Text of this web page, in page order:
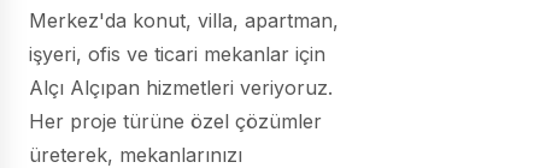
Merkez'da konut, villa, apartman,
işyeri, ofis ve ticari mekanlar için
Alçı Alçıpan hizmetleri veriyoruz.
Her proje türüne özel çözümler
üreterek, mekanlarınızı